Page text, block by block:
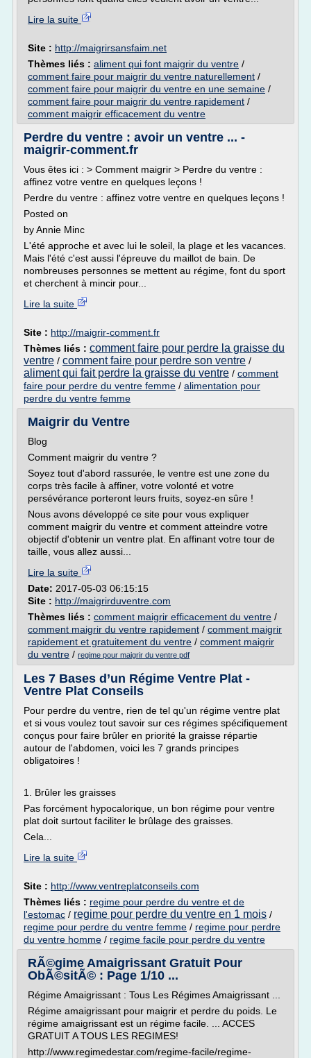
Lire la suite
Site : http://maigrirsansfaim.net
Thèmes liés : aliment qui font maigrir du ventre /
comment faire pour maigrir du ventre naturellement /
comment faire pour maigrir du ventre en une semaine /
comment faire pour maigrir du ventre rapidement /
comment maigrir efficacement du ventre
Perdre du ventre : avoir un ventre ... -
maigrir-comment.fr
Vous êtes ici : > Comment maigrir > Perdre du ventre :
affinez votre ventre en quelques leçons !
Perdre du ventre : affinez votre ventre en quelques leçons !
Posted on
by Annie Minc
L'été approche et avec lui le soleil, la plage et les vacances.
Mais l'été c'est aussi l'épreuve du maillot de bain. De
nombreuses personnes se mettent au régime, font du sport
et cherchent à mincir pour...
Lire la suite
Site : http://maigrir-comment.fr
Thèmes liés : comment faire pour perdre la graisse du
ventre / comment faire pour perdre son ventre /
aliment qui fait perdre la graisse du ventre / comment
faire pour perdre du ventre femme / alimentation pour
perdre du ventre femme
Maigrir du Ventre
Blog
Comment maigrir du ventre ?
Soyez tout d'abord rassurée, le ventre est une zone du
corps très facile à affiner, votre volonté et votre
persévérance porteront leurs fruits, soyez-en sûre !
Nous avons développé ce site pour vous expliquer
comment maigrir du ventre et comment atteindre votre
objectif d'obtenir un ventre plat. En affinant votre tour de
taille, vous allez aussi...
Lire la suite
Date: 2017-05-03 06:15:15
Site : http://maigrirduventre.com
Thèmes liés : comment maigrir efficacement du ventre /
comment maigrir du ventre rapidement / comment maigrir
rapidement et gratuitement du ventre / comment maigrir
du ventre / regime pour maigrir du ventre pdf
Les 7 Bases d’un Régime Ventre Plat -
Ventre Plat Conseils
Pour perdre du ventre, rien de tel qu'un régime ventre plat
et si vous voulez tout savoir sur ces régimes spécifiquement
conçus pour faire brûler en priorité la graisse répartie
autour de l'abdomen, voici les 7 grands principes
obligatoires !
1. Brûler les graisses
Pas forcément hypocalorique, un bon régime pour ventre
plat doit surtout faciliter le brûlage des graisses.
Cela...
Lire la suite
Site : http://www.ventreplatconseils.com
Thèmes liés : regime pour perdre du ventre et de
l'estomac / regime pour perdre du ventre en 1 mois /
regime pour perdre du ventre femme / regime pour perdre
du ventre homme / regime facile pour perdre du ventre
RÃ©gime Amaigrissant Gratuit Pour
ObÃ©sitÃ© : Page 1/10 ...
Régime Amaigrissant : Tous Les Régimes Amaigrissant ...
Régime amaigrissant pour maigrir et perdre du poids. Le
régime amaigrissant est un régime facile. ... ACCES
GRATUIT A TOUS LES REGIMES!
http://www.regimedestar.com/regime-facile/regime-